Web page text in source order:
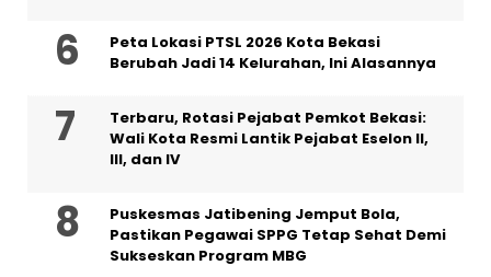
Peta Lokasi PTSL 2026 Kota Bekasi
Berubah Jadi 14 Kelurahan, Ini Alasannya
‎Terbaru, Rotasi Pejabat Pemkot Bekasi:
Wali Kota Resmi Lantik Pejabat Eselon II,
III, dan IV ‎
Puskesmas Jatibening Jemput Bola,
Pastikan Pegawai SPPG Tetap Sehat Demi
Sukseskan Program MBG